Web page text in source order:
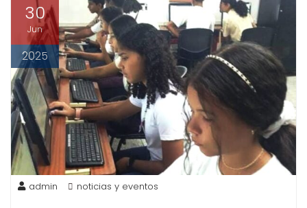
30
Jun
2025
admin noticias y eventos